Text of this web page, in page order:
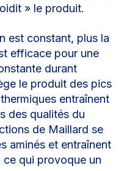
» le produit.
est constant, plus la
efficace pour une
durant
le produit des pics
entraînent
des qualités du
de Maillard se
aminés et entraînent
ce qui provoque un